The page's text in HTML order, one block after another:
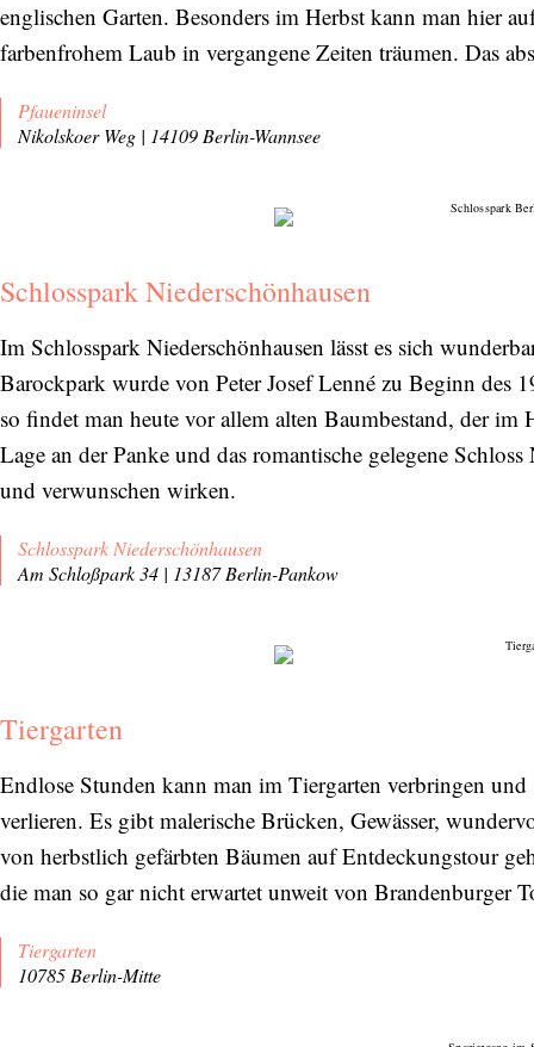
englischen Garten. Besonders im Herbst kann man hier
farbenfrohem Laub in vergangene Zeiten träumen. Das
Pfaueninsel
Nikolskoer Weg | 14109 Berlin-Wannsee
Schlosspark Niederschönhausen
Im Schlosspark Niederschönhausen lässt es sich
Barockpark wurde von Peter Josef Lenné zu Beginn des
so findet man heute vor allem alten Baumbestand, der
Lage an der Panke und das romantische gelegene
und verwunschen wirken.
Schlosspark Niederschönhausen
Am Schloßpark 34 | 13187 Berlin-Pankow
Tiergarten
Endlose Stunden kann man im Tiergarten verbringen
verlieren. Es gibt malerische Brücken, Gewässer,
von herbstlich gefärbten Bäumen auf Entdeckungstour
die man so gar nicht erwartet unweit von Brandenburger
Tiergarten
10785 Berlin-Mitte